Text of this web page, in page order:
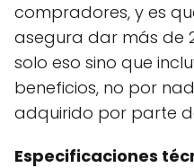
compradores, y es
asegura dar más de
solo eso sino que
beneficios, no por
adquirido por parte
Especificaciones